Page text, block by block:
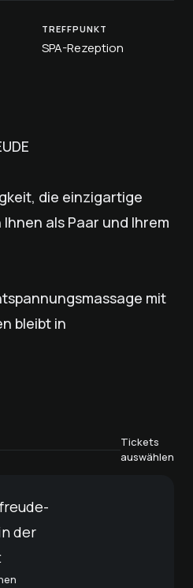
TREFFPUNKT
SPA-Rezeption
die einzigartige
als Paar und Ihrem
mit
bleibt in
Tickets
auswählen
der